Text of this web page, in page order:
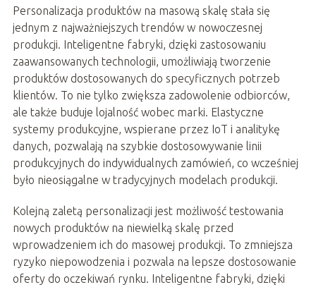
Personalizacja produktów na masową skalę stała się
jednym z najważniejszych trendów w nowoczesnej
produkcji. Inteligentne fabryki, dzięki zastosowaniu
zaawansowanych technologii, umożliwiają tworzenie
produktów dostosowanych do specyficznych potrzeb
klientów. To nie tylko zwiększa zadowolenie odbiorców,
ale także buduje lojalność wobec marki. Elastyczne
systemy produkcyjne, wspierane przez IoT i analitykę
danych, pozwalają na szybkie dostosowywanie linii
produkcyjnych do indywidualnych zamówień, co wcześniej
było nieosiągalne w tradycyjnych modelach produkcji.
Kolejną zaletą personalizacji jest możliwość testowania
nowych produktów na niewielką skalę przed
wprowadzeniem ich do masowej produkcji. To zmniejsza
ryzyko niepowodzenia i pozwala na lepsze dostosowanie
oferty do oczekiwań rynku. Inteligentne fabryki, dzięki